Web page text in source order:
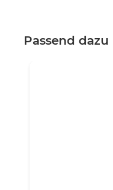
Passend dazu